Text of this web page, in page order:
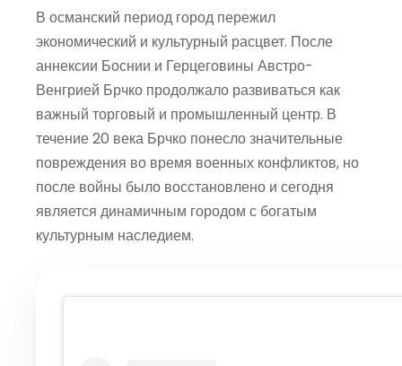
В османский период город пережил
экономический и культурный расцвет. После
аннексии Боснии и Герцеговины Австро-
Венгрией Брчко продолжало развиваться как
важный торговый и промышленный центр. В
течение 20 века Брчко понесло значительные
повреждения во время военных конфликтов, но
после войны было восстановлено и сегодня
является динамичным городом с богатым
культурным наследием.